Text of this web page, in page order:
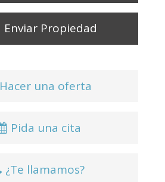
Enviar Propiedad
Hacer una oferta
Pida una cita
¿Te llamamos?